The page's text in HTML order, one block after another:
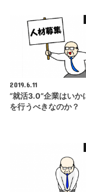
2019.6.11
“就活3.0”企業はいか
を行うべきなのか？